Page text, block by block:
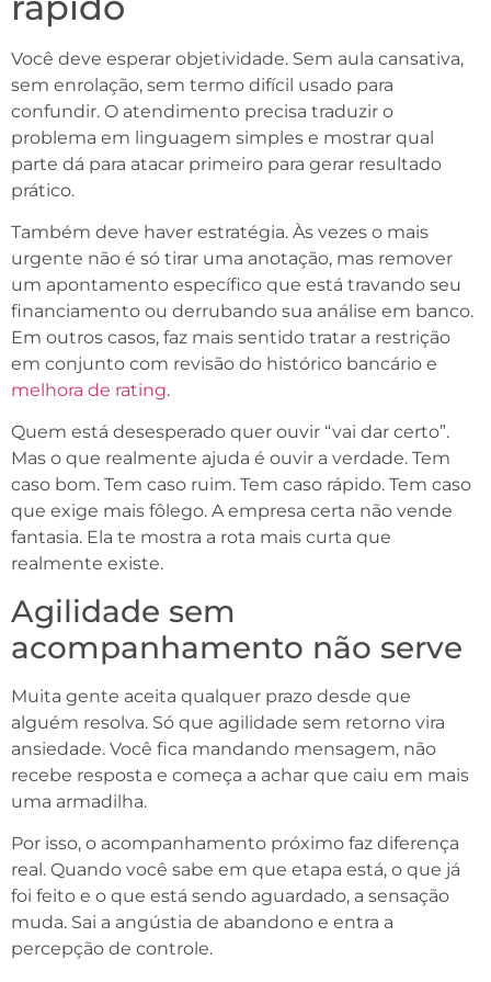
Você deve esperar objetividade. Sem aula cansativa,
sem enrolação, sem termo difícil usado para
confundir. O atendimento precisa traduzir o
problema em linguagem simples e mostrar qual
parte dá para atacar primeiro para gerar resultado
prático.
Também deve haver estratégia. Às vezes o mais
urgente não é só tirar uma anotação, mas remover
um apontamento específico que está travando seu
financiamento ou derrubando sua análise em banco.
Em outros casos, faz mais sentido tratar a restrição
em conjunto com revisão do histórico bancário e
melhora de rating.
Quem está desesperado quer ouvir “vai dar certo”.
Mas o que realmente ajuda é ouvir a verdade. Tem
caso bom. Tem caso ruim. Tem caso rápido. Tem caso
que exige mais fôlego. A empresa certa não vende
fantasia. Ela te mostra a rota mais curta que
realmente existe.
Agilidade sem
acompanhamento não serve
Muita gente aceita qualquer prazo desde que
alguém resolva. Só que agilidade sem retorno vira
ansiedade. Você fica mandando mensagem, não
recebe resposta e começa a achar que caiu em mais
uma armadilha.
Por isso, o acompanhamento próximo faz diferença
real. Quando você sabe em que etapa está, o que já
foi feito e o que está sendo aguardado, a sensação
muda. Sai a angústia de abandono e entra a
percepção de controle.